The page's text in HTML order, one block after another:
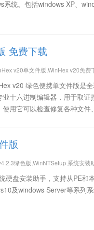
统。包括windows XP、
免费下载
v20单文件版,WinHex v20免费
v20 绿色便携单文件版是
十六进制编辑器，用于取证
用它可以检查修复各种文件
版
绿色版,WinNTSetup 系统安装
硬盘安装助手，支持从PE和
及windows Server等系列